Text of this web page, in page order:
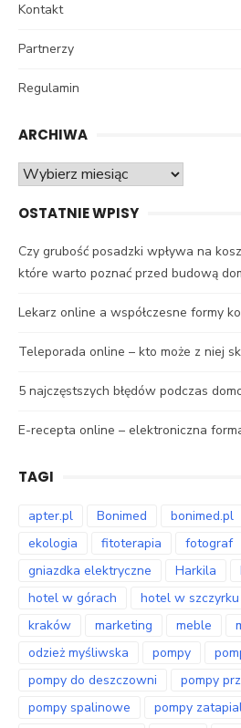
Kontakt
Partnerzy
Regulamin
ARCHIWA
Archiwa
OSTATNIE WPISY
Czy grubość posadzki wpływa na
które warto poznać przed budową
Lekarz online a współczesne formy
Teleporada online – kto może z niej
5 najczęstszych błędów podczas
E-recepta online – elektroniczna
TAGI
apter.pl Bonimed bonimed.pl
ekologia
fitoterapia fotograf
gniazdka elektryczne
Harkila
hotel w górach
hotel w szczyrku
kraków
marketing meble
odzież myśliwska
pompy
pompy do deszczowni
pompy
pompy spalinowe
pompy